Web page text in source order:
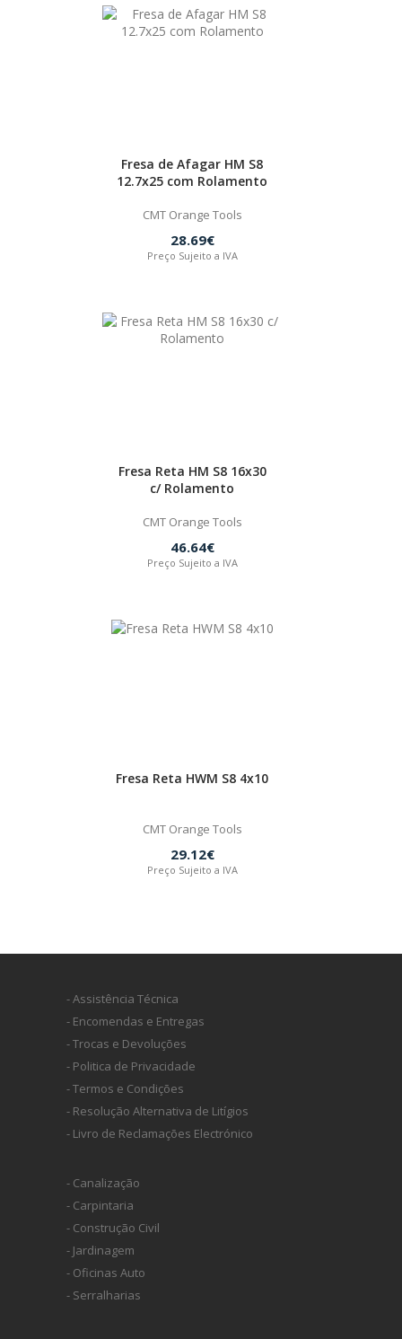
Fresa de Afagar HM S8
12.7x25 com Rolamento
CMT Orange Tools
28.69€
Preço Sujeito a IVA
Fresa Reta HM S8 16x30
c/ Rolamento
CMT Orange Tools
46.64€
Preço Sujeito a IVA
Fresa Reta HWM S8 4x10
CMT Orange Tools
29.12€
Preço Sujeito a IVA
- Assistência Técnica
- Encomendas e Entregas
- Trocas e Devoluções
- Politica de Privacidade
- Termos e Condições
- Resolução Alternativa de Litígios
- Livro de Reclamações Electrónico
- Canalização
- Carpintaria
- Construção Civil
- Jardinagem
- Oficinas Auto
- Serralharias